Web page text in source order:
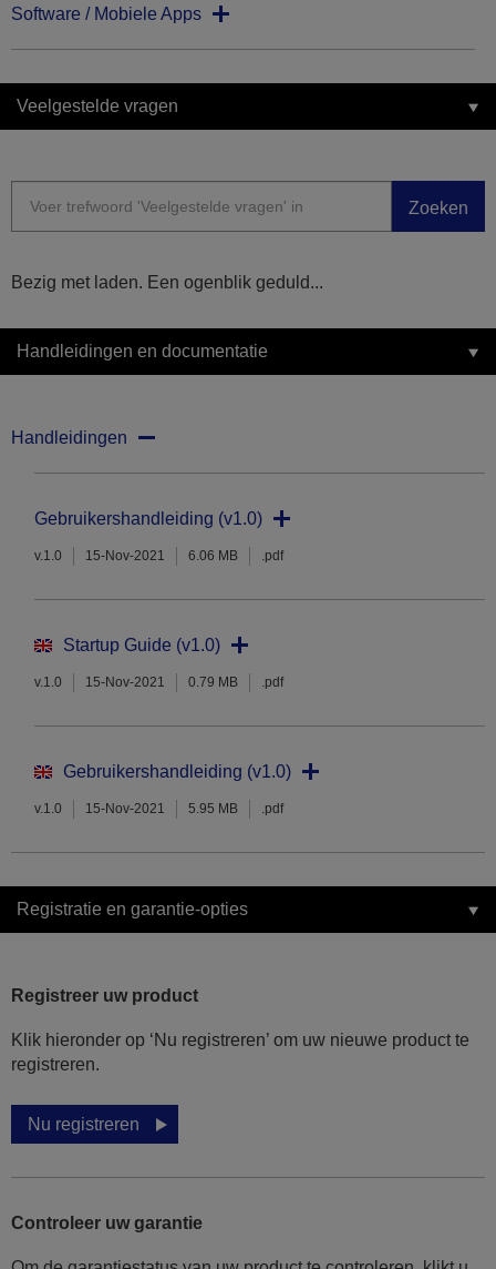
Software / Mobiele Apps
Veelgestelde vragen
Zoeken
Bezig met laden. Een ogenblik geduld...
Handleidingen en documentatie
Handleidingen
Gebruikershandleiding (v1.0)
v.1.0 15-Nov-2021 6.06 MB .pdf
Startup Guide (v1.0)
v.1.0 15-Nov-2021 0.79 MB .pdf
Gebruikershandleiding (v1.0)
v.1.0 15-Nov-2021 5.95 MB .pdf
Registratie en garantie-opties
Registreer uw product
Klik hieronder op ‘Nu registreren’ om uw nieuwe product te
registreren.
Nu registreren
Controleer uw garantie